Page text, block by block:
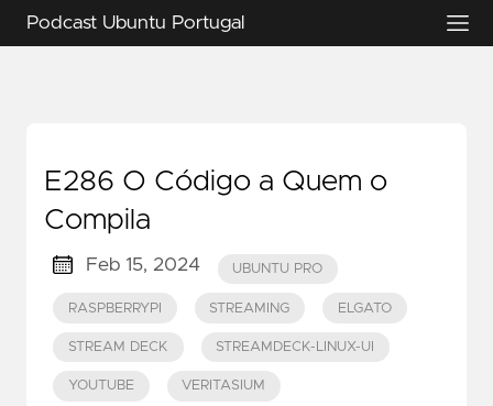
Podcast Ubuntu Portugal
E286 O Código a Quem o
Compila
Feb 15, 2024 UBUNTU PRO
RASPBERRYPI STREAMING ELGATO
STREAM DECK STREAMDECK-LINUX-UI
YOUTUBE VERITASIUM